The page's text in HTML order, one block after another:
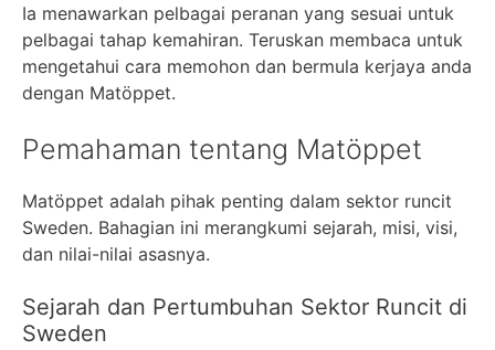
Ia menawarkan pelbagai peranan yang sesuai untuk
pelbagai tahap kemahiran. Teruskan membaca untuk
mengetahui cara memohon dan bermula kerjaya anda
dengan Matöppet.
Pemahaman tentang Matöppet
Matöppet adalah pihak penting dalam sektor runcit
Sweden. Bahagian ini merangkumi sejarah, misi, visi,
dan nilai-nilai asasnya.
Sejarah dan Pertumbuhan Sektor Runcit di
Sweden